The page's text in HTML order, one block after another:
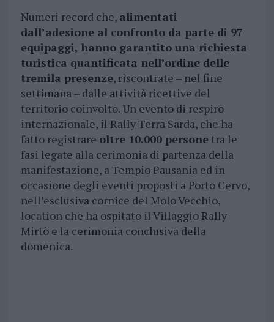
Numeri record che, alimentati
dall’adesione al confronto da parte di 97
equipaggi, hanno garantito una richiesta
turistica quantificata nell’ordine delle
tremila presenze, riscontrate – nel fine
settimana – dalle attività ricettive del
territorio coinvolto. Un evento di respiro
internazionale, il Rally Terra Sarda, che ha
fatto registrare oltre 10.000 personetra le
fasi legate alla cerimonia di partenza della
manifestazione, a Tempio Pausania ed in
occasione degli eventi proposti a Porto Cervo,
nell’esclusiva cornice del Molo Vecchio,
location che ha ospitato il Villaggio Rally
Mirtò e la cerimonia conclusiva della
domenica.